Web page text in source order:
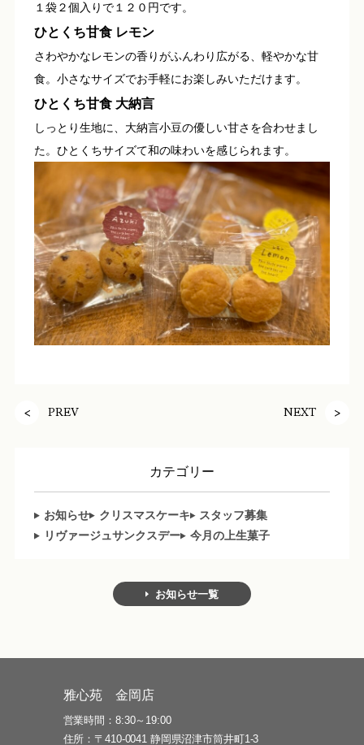
１袋２個入りで１２０円です。
ひとくち甘食 レモン
さわやかなレモンの香りがふんわり広がる、軽やかな甘
食。小さなサイズでお手軽にお楽しみいただけます。
ひとくち甘食 大納言
しっとり生地に、大納言小豆の優しい甘さを合わせまし
た。ひとくちサイズて和の味わいを感じられます。
PREV NEXT
カテゴリー
お知らせ クリスマスケーキ
スタッフ募集
リヴァージュサンクスデー
今月の上生菓子
お知らせ一覧
雅心苑 金岡店
営業時間
8:30～19:00
住所
〒410-0041 静岡県沼津市筒井町1-3